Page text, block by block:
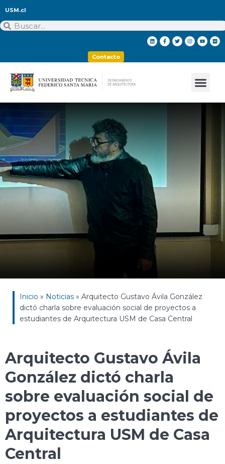
USM.cl
Contacto
Inicio » Noticias » Arquitecto Gustavo Ávila González
dictó charla sobre evaluación social de proyectos a
estudiantes de Arquitectura USM de Casa Central
Arquitecto Gustavo Ávila
González dictó charla
sobre evaluación social de
proyectos a estudiantes de
Arquitectura USM de Casa
Central